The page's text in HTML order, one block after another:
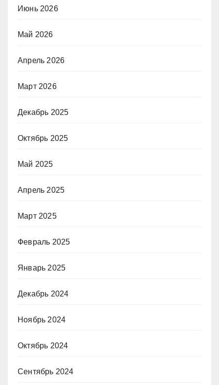
Июнь 2026
Май 2026
Апрель 2026
Март 2026
Декабрь 2025
Октябрь 2025
Май 2025
Апрель 2025
Март 2025
Февраль 2025
Январь 2025
Декабрь 2024
Ноябрь 2024
Октябрь 2024
Сентябрь 2024